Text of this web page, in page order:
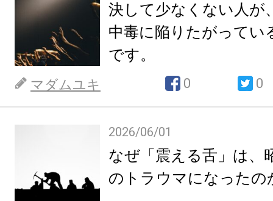
決して少なくない人が
中毒に陥りたがってい
です。
マダムユキ 0 0
2026/06/01
なぜ「震える舌」は、
のトラウマになったの